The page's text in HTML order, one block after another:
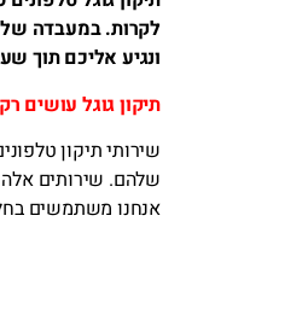
לקרות. במעבדה של
ונגיע אליכם תוך
תיקון גוגל עושים
שלהם. שירותים אלה
אנחנו משתמשים